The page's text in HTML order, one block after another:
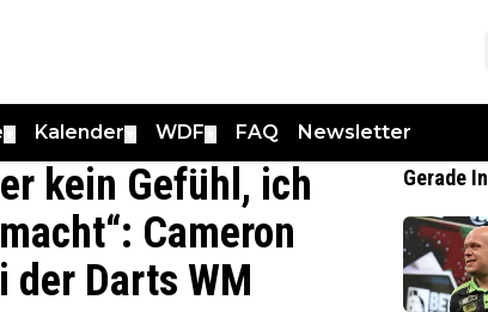
Kalender WDF FAQ Newsletter
kein Gefühl, ich
Cameron
der Darts WM
Gerade In